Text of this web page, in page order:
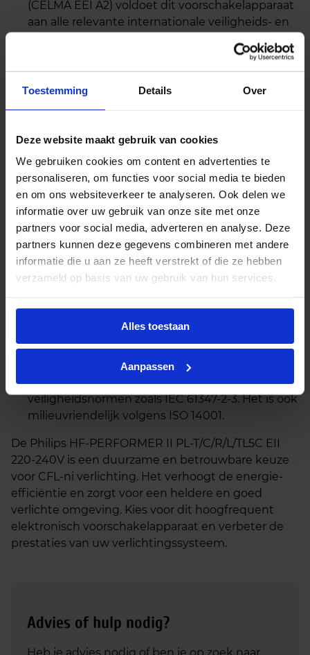
Toestemming Details Over
Deze website maakt gebruik van cookies
We gebruiken cookies om content en advertenties te
personaliseren, om functies voor social media te bieden
en om ons websiteverkeer te analyseren. Ook delen we
informatie over uw gebruik van onze site met onze
partners voor social media, adverteren en analyse. Deze
partners kunnen deze gegevens combineren met andere
informatie die u aan ze heeft verstrekt of die ze hebben
verzameld op basis van uw gebruik van hun services.
Alles toestaan
Aanpassen
(CELMA EEI A2) voldoet dit voorschakelapparaat
aan alle relevante internationale veiligheids- en
Dit voorschakelapparaat is
levensduur van 75 °C in T-behuizing, biedt het
betrouwbare prestaties voor langdurige
PL-T/C/R/L/TL5C EII 220-240V is ontworpen voor
eenvoudige en handige installatie. De
bijbehorende connectoren maken het
aansluiten gemakkelijk en efficiënt.
Brede toepassingsmogelijkheden:Dit
voorschakelapparaat is ideaal voor diverse
toepassingen waar een hoge energie-efficiëntie
andere commerciële ruimtes, deze lamp levert
betrouwbare verlichting.
Veiligheid en normen:Met beschermingsklasse
IP20 (Bescherming tegen vingers), voldoet dit
voorschakelapparaat aan internationale
veiligheidsnormen zoals IEC 61347-2-3. Het is ook
milieuvriendelijk volgens ISO 14001.
De Philips HF-PERFORMER II PL-T/C/R/L/TL5C EII
220-240V is een duurzame en betrouwbare keuze
voor CFL-ni verlichting. Het verhoogt de energie-
efficiëntie en zorgt voor een heldere en goed
verlichte omgeving. Kies voor dit hoogfrequent
elektronisch voorschakelapparaat en verbeter de
prestaties van uw verlichtingssysteem.
Advies of hulp nodig?